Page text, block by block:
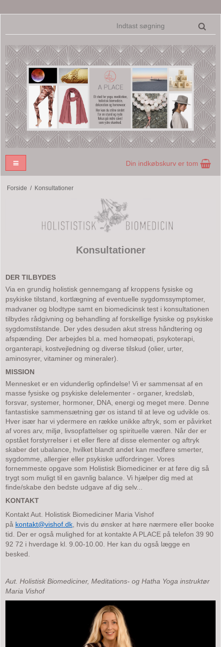
Din indkøbskurv er tom
Forside / Konsultationer
Konsultationer
DER TILBYDES
Via en grundig holistisk gennemgang af kroppens fysiske og
psykiske tilstand, kortlægning af eventuelle sygdomssymptomer,
madvaner og blodtype samt en biomedicinsk test i konsultationen
tilbydes rådgivning og behandling af forskellige fysiske og psykiske
sygdomstilstande. Der ydes desuden akut stress håndtering og
afspænding. Der arbejdes bl.a. med homøopati, psykoterapi,
organterapi, kostvejledning og diverse tilskud (olier, urter,
aminosyrer, vitaminer og mineraler).
MISSION
Mennesket er en vidunderlig opfindelse! Vi er sammensat af en
masse fysiske og psykiske delelementer - organer, kredsløb,
forsvar, systemer, hormoner, DNA, energi og meget mere. Denne
fantastiske sammensætning gør os istand til at leve og udvikle os.
Hver især har vi ydermere en række unikke aftryk, som er påvirket
af vores arv, miljø, livsopfattelser og spirituelle væren. Når der er
opstået forstyrrelser i et eller flere af disse elementer og aftryk
skaber det ubalance, hvilket blandt andet kan medføre smerter,
sygdomme, allergier eller psykiske udfordringer. Vores
fornemmeste opgave som Holistisk Biomediciner er at føre dig så
trygt som muligt til en gavnlig balance. Vi hjælper dig med at
finde/skabe den bedste udgave af dig selv...
KONTAKT
Kontakt Aut. Holistisk Biomediciner Maria Vishof
på kontakt@vishof.dk hvis du ønsker at høre nærmere eller booke
tid. Der er også mulighed for at kontakte A PLACE på telefon 39 90
92 72 i hverdage kl. 9.00-10.00. Her kan du også lægge en
besked.
Aut. Holistisk Biomediciner, Meditations- og Hatha Yoga instruktør
Maria Vishof